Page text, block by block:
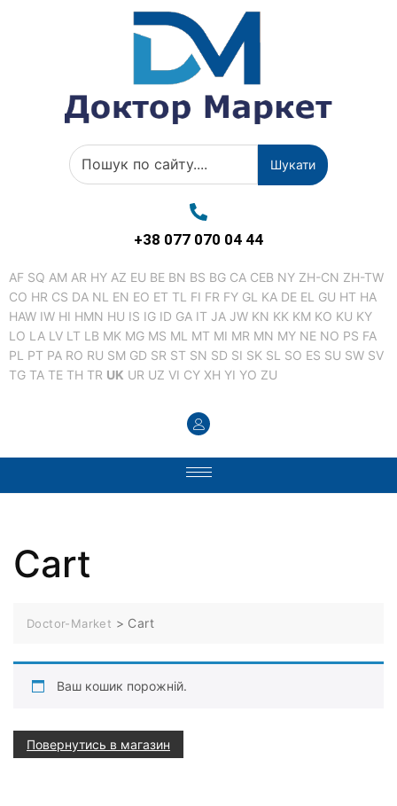
Шукати
+38 077 070 04 44
AF SQ AM AR HY AZ EU BE BN BS BG CA CEB NY ZH-CN ZH-TW
CO HR CS DA NL EN EO ET TL FI FR FY GL KA DE EL GU HT HA
HAW IW HI HMN HU IS IG ID GA IT JA JW KN KK KM KO KU KY
LO LA LV LT LB MK MG MS ML MT MI MR MN MY NE NO PS FA
PL PT PA RO RU SM GD SR ST SN SD SI SK SL SO ES SU SW SV
TG TA TE TH TR UK UR UZ VI CY XH YI YO ZU
Cart
Doctor-Market > Cart
Ваш кошик порожній.
Повернутись в магазин